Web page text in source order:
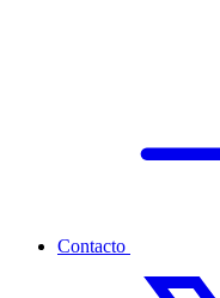
Contacto